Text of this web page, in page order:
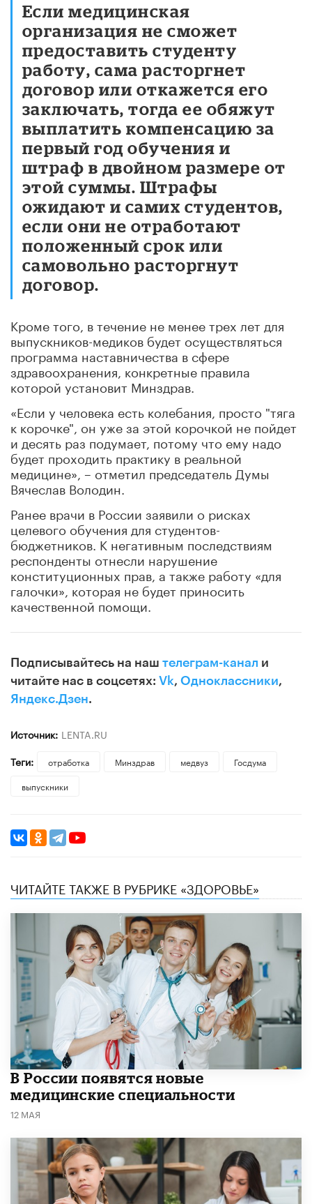
Если медицинская
организация не сможет
предоставить студенту
работу, сама расторгнет
договор или откажется его
заключать, тогда ее обяжут
выплатить компенсацию за
первый год обучения и
штраф в двойном размере от
этой суммы. Штрафы
ожидают и самих студентов,
если они не отработают
положенный срок или
самовольно расторгнут
договор.
Кроме того, в течение не менее трех лет для
выпускников-медиков будет осуществляться
программа наставничества в сфере
здравоохранения, конкретные правила
которой установит Минздрав.
«Если у человека есть колебания, просто "тяга
к корочке", он уже за этой корочкой не пойдет
и десять раз подумает, потому что ему надо
будет проходить практику в реальной
медицине», – отметил председатель Думы
Вячеслав Володин.
Ранее врачи в России заявили о рисках
целевого обучения для студентов-
бюджетников. К негативным последствиям
респонденты отнесли нарушение
конституционных прав, а также работу «для
галочки», которая не будет приносить
качественной помощи.
Подписывайтесь на наш телеграм-канал и
читайте нас в соцсетях: Vk, Одноклассники,
Яндекс.Дзен.
Источник: LENTA.RU
Теги:
отработка Минздрав медвуз
Госдума
выпускники
ЧИТАЙТЕ ТАКЖЕ В РУБРИКЕ «ЗДОРОВЬЕ»
В России появятся новые
медицинские специальности
12 МАЯ